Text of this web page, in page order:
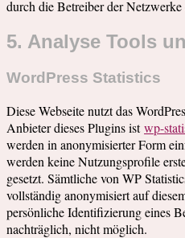
durch die Betreiber der
5. Analyse Tools
WordPress Statistics
Diese Webseite nutzt das
Anbieter dieses Plugins istwp-
werden in anonymisierter Form
werden keine Nutzungsprofile
gesetzt. Sämtliche von WP
vollständig anonymisiert auf
persönliche Identifizierung eines
nachträglich, nicht möglich.